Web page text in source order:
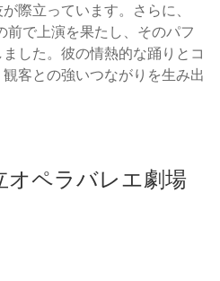
際立っています。さらに、
で上演を果たし、そのパフ
した。彼の情熱的な踊りとコ
客との強いつながりを生み出
オペラバレエ劇場